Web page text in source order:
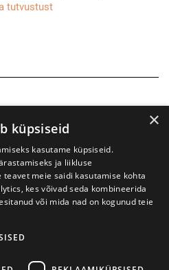
tutvustust
×
küpsiseid
kasutame küpsiseid.
ja liikluse
meie saidi kasutamise kohta
kes võivad seda kombineerida
või mida nad on kogunud teie